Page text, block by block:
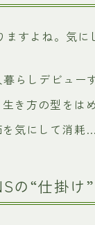
すよね。気に
らしデビュ
き方の型をは
気にして消耗
の“仕掛け”